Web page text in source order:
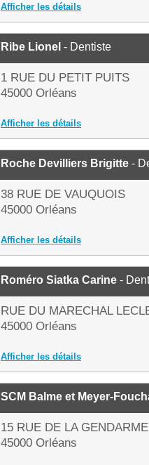
Afficher les détails
Ribe Lionel - Dentiste
1 RUE DU PETIT PUITS
45000 Orléans
Afficher les détails
Roche Devilliers Brigitte -
38 RUE DE VAUQUOIS
45000 Orléans
Afficher les détails
Roméro Siatka Carine -
RUE DU MARECHAL
45000 Orléans
Afficher les détails
SCM Balme et Meyer-
15 RUE DE LA
45000 Orléans